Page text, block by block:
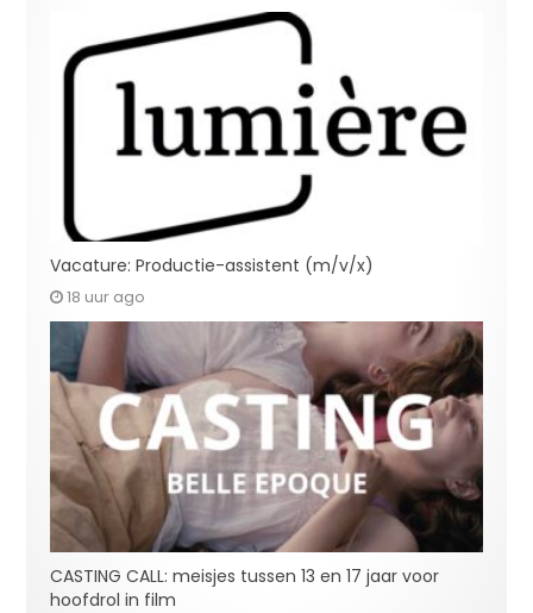
Vacature: Productie-assistent (m/v/x)
18 uur ago
CASTING CALL: meisjes tussen 13 en 17 jaar voor
hoofdrol in film